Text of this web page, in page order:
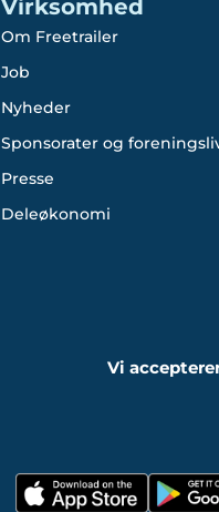
Virksomhed
Om Freetrailer
Job
Nyheder
Sponsorater og
Presse
Deleøkonomi
Vi